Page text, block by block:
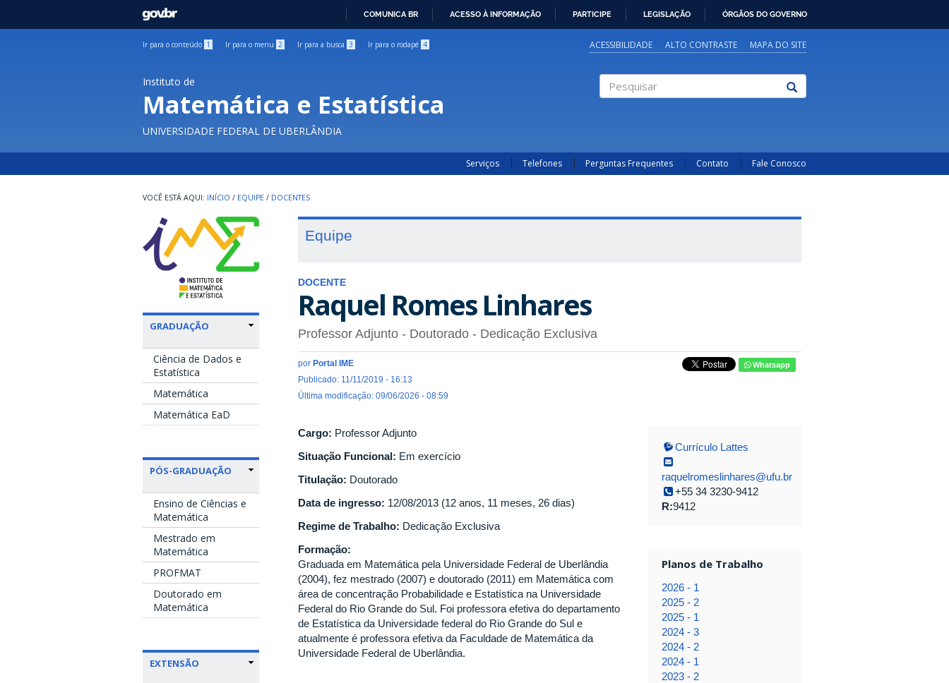
GOVBR
COMUNICA BR ACESSO À INFORMAÇÃO PARTICIPE LEGISLAÇÃO ÓRGÃOS DO GOVERNO
Ir para o conteúdo 1 Ir para o menu 2 Ir para a busca 3 Ir para o rodapé 4 ACESSIBILIDADE ALTO CONTRASTE MAPA DO SITE
Instituto de
Matemática e Estatística
UNIVERSIDADE FEDERAL DE UBERLÂNDIA
Serviços Telefones Perguntas Frequentes Contato Fale Conosco
INÍCIO / EQUIPE / DOCENTES
GRADUAÇÃO
Ciência de Dados e
Estatística
Matemática
Matemática EaD
PÓS-GRADUAÇÃO
Ensino de Ciências e
Matemática
Mestrado em
Matemática
PROFMAT
Doutorado em
Matemática
EXTENSÃO
Equipe
DOCENTE
Raquel Romes Linhares
Professor Adjunto - Doutorado - Dedicação Exclusiva
por Portal IME
Publicado: 11/11/2019 - 16:13
Última modificação: 09/06/2026 - 08:59
Whatsapp
Cargo: Professor Adjunto
Situação Funcional: Em exercício
Titulação: Doutorado
Data de ingresso: 12/08/2013 (12 anos, 11 meses, 26 dias)
Regime de Trabalho: Dedicação Exclusiva
Formação:
Graduada em Matemática pela Universidade Federal de Uberlândia
(2004), fez mestrado (2007) e doutorado (2011) em Matemática com
área de concentração Probabilidade e Estatística na Universidade
Federal do Rio Grande do Sul. Foi professora efetiva do departamento
de Estatística da Universidade federal do Rio Grande do Sul e
atualmente é professora efetiva da Faculdade de Matemática da
Universidade Federal de Uberlândia.
Currículo Lattes
raquelromeslinhares@ufu.br
+55 34 3230-9412
R:9412
Planos de Trabalho
2026 - 1
2025 - 2
2025 - 1
2024 - 3
2024 - 2
2024 - 1
2023 - 2